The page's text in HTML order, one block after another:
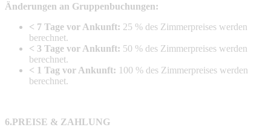
Änderungen an Gruppenbuchungen:
< 7 Tage vor Ankunft: 25 % des Zimmerpreises werden
berechnet.
< 3 Tage vor Ankunft: 50 % des Zimmerpreises werden
berechnet.
< 1 Tag vor Ankunft: 100 % des Zimmerpreises werden
berechnet.
6.PREISE & ZAHLUNG